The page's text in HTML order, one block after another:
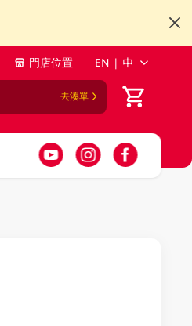
門店位置 EN | 中
去湊單